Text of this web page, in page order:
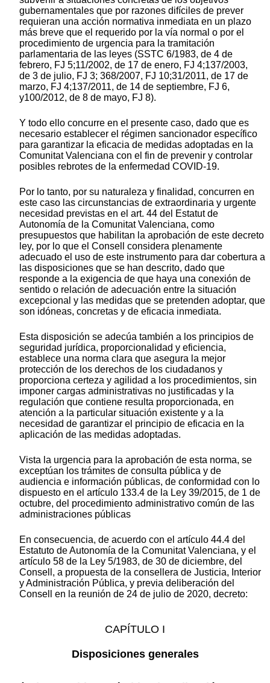
gubernamentales que por razones difíciles de prever
requieran una acción normativa inmediata en un plazo
más breve que el requerido por la vía normal o por el
procedimiento de urgencia para la tramitación
parlamentaria de las leyes (SSTC 6/1983, de 4 de
febrero, FJ 5;11/2002, de 17 de enero, FJ 4;137/2003,
de 3 de julio, FJ 3; 368/2007, FJ 10;31/2011, de 17 de
marzo, FJ 4;137/2011, de 14 de septiembre, FJ 6,
y100/2012, de 8 de mayo, FJ 8).
Y todo ello concurre en el presente caso, dado que es
necesario establecer el régimen sancionador específico
para garantizar la eficacia de medidas adoptadas en la
Comunitat Valenciana con el fin de prevenir y controlar
posibles rebrotes de la enfermedad COVID-19.
Por lo tanto, por su naturaleza y finalidad, concurren en
este caso las circunstancias de extraordinaria y urgente
necesidad previstas en el art. 44 del Estatut de
Autonomía de la Comunitat Valenciana, como
presupuestos que habilitan la aprobación de este decreto
ley, por lo que el Consell considera plenamente
adecuado el uso de este instrumento para dar cobertura a
las disposiciones que se han descrito, dado que
responde a la exigencia de que haya una conexión de
sentido o relación de adecuación entre la situación
excepcional y las medidas que se pretenden adoptar, que
son idóneas, concretas y de eficacia inmediata.
Esta disposición se adecúa también a los principios de
seguridad jurídica, proporcionalidad y eficiencia,
establece una norma clara que asegura la mejor
protección de los derechos de los ciudadanos y
proporciona certeza y agilidad a los procedimientos, sin
imponer cargas administrativas no justificadas y la
regulación que contiene resulta proporcionada, en
atención a la particular situación existente y a la
necesidad de garantizar el principio de eficacia en la
aplicación de las medidas adoptadas.
Vista la urgencia para la aprobación de esta norma, se
exceptúan los trámites de consulta pública y de
audiencia e información públicas, de conformidad con lo
dispuesto en el artículo 133.4 de la Ley 39/2015, de 1 de
octubre, del procedimiento administrativo común de las
administraciones públicas
En consecuencia, de acuerdo con el artículo 44.4 del
Estatuto de Autonomía de la Comunitat Valenciana, y el
artículo 58 de la Ley 5/1983, de 30 de diciembre, del
Consell, a propuesta de la consellera de Justicia, Interior
y Administración Pública, y previa deliberación del
Consell en la reunión de 24 de julio de 2020, decreto:
CAPÍTULO I
Disposiciones generales